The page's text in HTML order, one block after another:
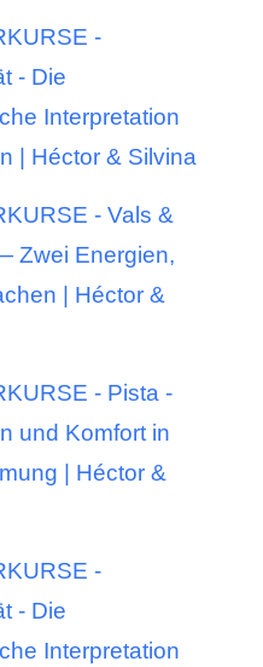
-
- Die
Interpretation
| Héctor & Silvina
- Vals &
Zwei Energien,
| Héctor &
- Pista -
und Komfort in
| Héctor &
-
- Die
Interpretation